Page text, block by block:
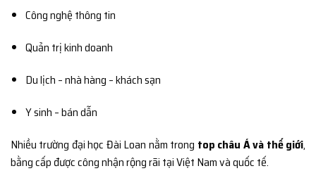
Công nghệ thông tin
Quản trị kinh doanh
Du lịch – nhà hàng – khách sạn
Y sinh – bán dẫn
Nhiều trường đại học Đài Loan nằm trong top châu Á và thế giới,
bằng cấp được công nhận rộng rãi tại Việt Nam và quốc tế.